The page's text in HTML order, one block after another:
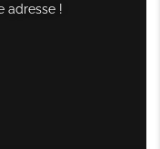
adresse !